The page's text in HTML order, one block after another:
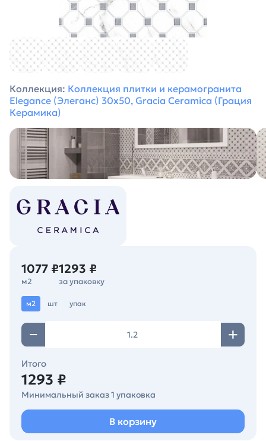
Коллекция: Коллекция плитки и керамогранита
Elegance (Элеганс) 30х50, Gracia Ceramica (Грация
Керамика)
1077 ₽
м2
1293 ₽
за упаковку
м2 шт упак
Итого
1293 ₽
Минимальный заказ 1 упаковка
В корзину